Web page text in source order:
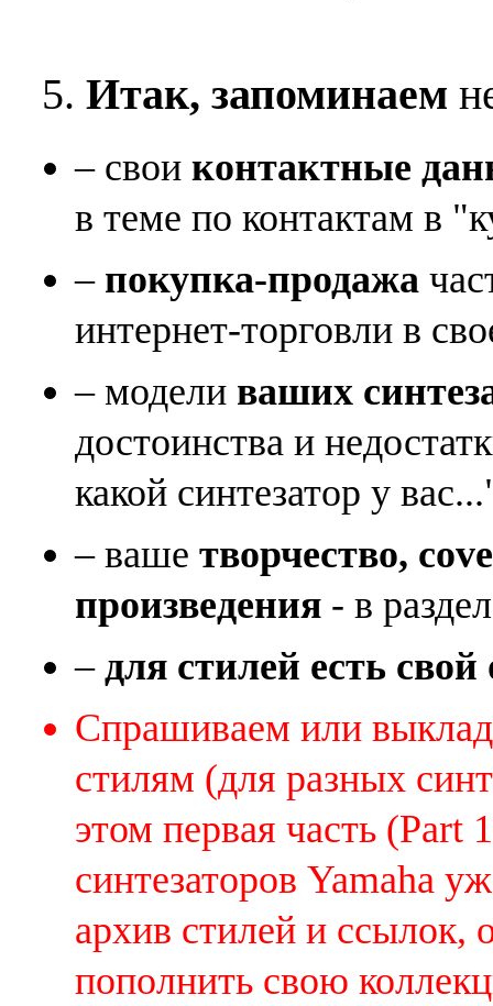
5. Итак, запоминаем
– свои контактные
в теме по контактам в
– покупка-продажа
интернет-торговли в
– модели ваших
достоинства и
какой синтезатор у
– ваше творчество,
произведения - в
–для стилей есть
Спрашиваем или
стилям (для разных
этом первая часть
синтезаторов Yamaha
архив стилей и ссылок,
пополнить свою